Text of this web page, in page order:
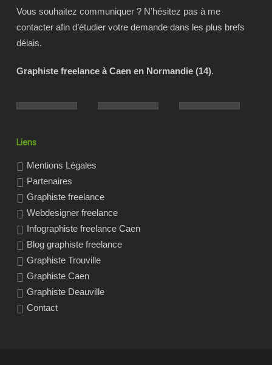
Vous souhaitez communiquer ? N’hésitez pas à me
contacter afin d’étudier votre demande dans les plus brefs
délais.
Graphiste freelance à Caen en Normandie (14).
Liens
Mentions Légales
Partenaires
Graphiste freelance
Webdesigner freelance
Infographiste freelance Caen
Blog graphiste freelance
Graphiste Trouville
Graphiste Caen
Graphiste Deauville
Contact